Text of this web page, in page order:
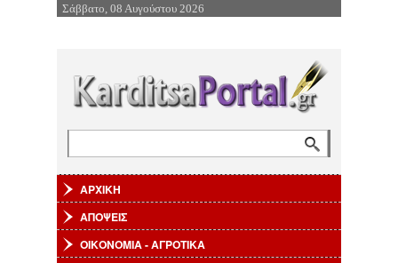
Επιστροφή στην Πλοήγηση
Σάββατο, 08 Αυγούστου 2026
ΑΡΧΙΚΗ
ΑΠΟΨΕΙΣ
ΟΙΚΟΝΟΜΙΑ - ΑΓΡΟΤΙΚΑ